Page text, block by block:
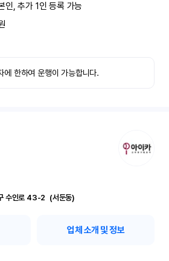
인, 추가 1인 등록 가능
에 한하여 운행이 가능합니다.
경기 수원시 권선구 수인로 43-2	(서둔동)
업체 소개 및 정보